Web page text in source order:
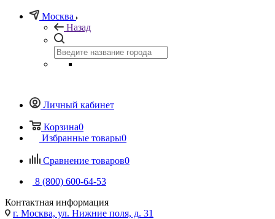
Москва
Назад
Личный кабинет
Корзина0
Избранные товары0
Сравнение товаров0
8 (800) 600-64-53
Контактная информация
г. Москва, ул. Нижние поля, д. 31